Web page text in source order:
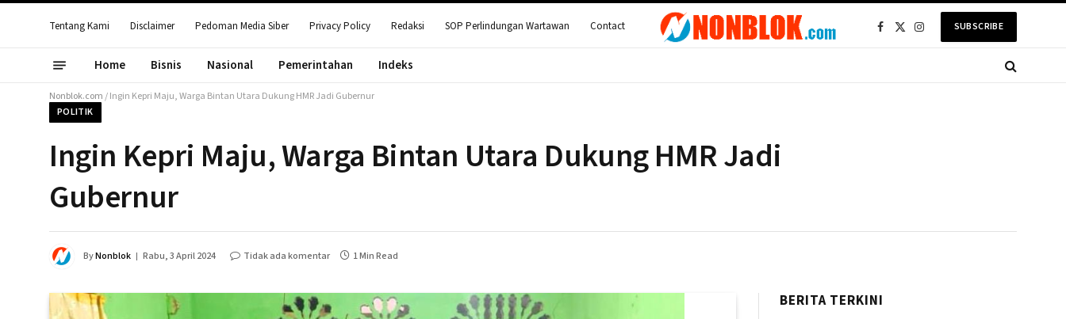
Tentang Kami Disclaimer Pedoman Media Siber Privacy Policy Redaksi SOP Perlindungan Wartawan Contact Facebook
X
InstagramSUBSCRIBE
Home Bisnis Nasional Pemerintahan Indeks
Nonblok.com/Ingin Kepri Maju, Warga Bintan Utara Dukung HMR Jadi Gubernur
POLITIK
Ingin Kepri Maju, Warga Bintan Utara Dukung HMR Jadi
Gubernur
ByNonblok Rabu, 3 April 2024 Tidak ada komentar 1 Min Read
BERITA TERKINI